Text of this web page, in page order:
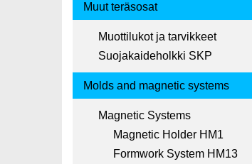
Muut teräsosat
Muottilukot ja tarvikkeet
Suojakaideholkki SKP
Molds and magnetic systems
Magnetic Systems
Magnetic Holder HM1
Formwork System HM13